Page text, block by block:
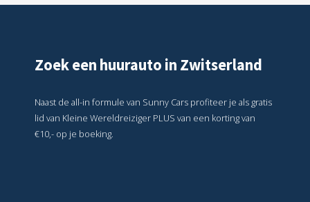
Zoek een huurauto in Zwitserland
Naast de all-in formule van Sunny Cars profiteer je als gratis
lid van Kleine Wereldreiziger PLUS van een korting van
€10,- op je boeking.